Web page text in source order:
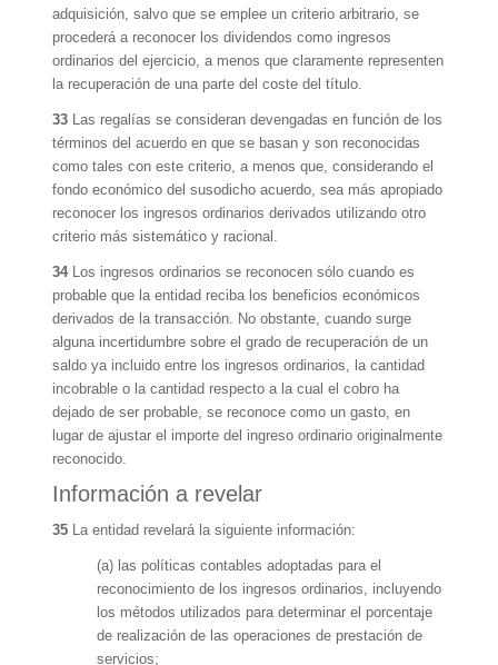
adquisición, salvo que se emplee un criterio arbitrario, se
procederá a reconocer los dividendos como ingresos
ordinarios del ejercicio, a menos que claramente representen
la recuperación de una parte del coste del título.
33 Las regalías se consideran devengadas en función de los
términos del acuerdo en que se basan y son reconocidas
como tales con este criterio, a menos que, considerando el
fondo económico del susodicho acuerdo, sea más apropiado
reconocer los ingresos ordinarios derivados utilizando otro
criterio más sistemático y racional.
34Los ingresos ordinarios se reconocen sólo cuando es
probable que la entidad reciba los beneficios económicos
derivados de la transacción. No obstante, cuando surge
alguna incertidumbre sobre el grado de recuperación de un
saldo ya incluido entre los ingresos ordinarios, la cantidad
incobrable o la cantidad respecto a la cual el cobro ha
dejado de ser probable, se reconoce como un gasto, en
lugar de ajustar el importe del ingreso ordinario originalmente
reconocido.
Información a revelar
35 La entidad revelará la siguiente información:
(a) las políticas contables adoptadas para el
reconocimiento de los ingresos ordinarios, incluyendo
los métodos utilizados para determinar el porcentaje
de realización de las operaciones de prestación de
servicios;